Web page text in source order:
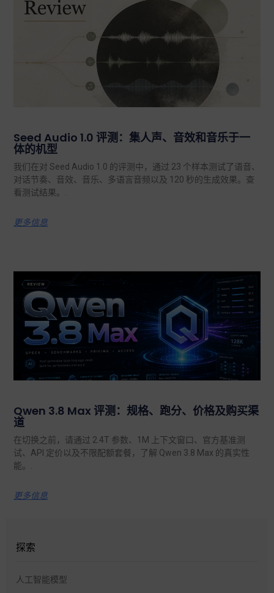
Seed Audio 1.0 评测：集人声、音效和音乐于一
体的机型
我们在对 Seed Audio 1.0 的评测中，通过 23 个样本测试了语音、
对话节奏、音效、音乐、多语言音频以及 120 秒的生成效果。查
看测试结果。.
更多信息
Qwen 3.8 Max 评测：规格、跑分、价格及购买渠
道
在切换之前，请通过 2.4T 参数、1M 上下文窗口、官方基准测
试、API 定价以及不限配额套餐，了解 Qwen 3.8 Max 的真实性
能。.
更多信息
探索
人工智能模型